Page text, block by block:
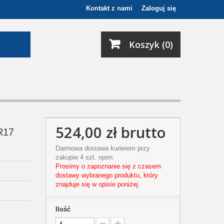
Zaloguj się
Kontakt z nami
Koszyk (0)
524,00 złbrutto
Darmowa dostawa kurierem przy
zakupie 4 szt. opon.
Prosimy o zapoznanie się z czasem
dostawy wybranego produktu, który
znajduje się w opisie poniżej.
Ilość